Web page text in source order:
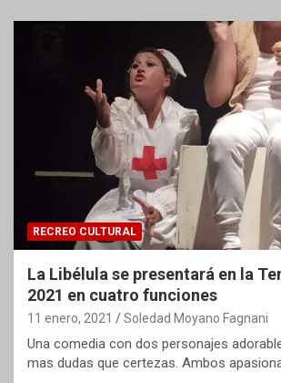
RECREO CULTURAL
La Libélula se presentará en la
2021 en cuatro funciones
11 enero, 2021 Soledad Moyano Fagnani
Una comedia con dos personajes
mas dudas que certezas. Ambos